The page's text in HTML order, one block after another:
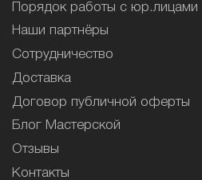
Порядок работы с юр.лицами
Наши партнёры
Сотрудничество
Доставка
Договор публичной оферты
Блог Мастерской
Отзывы
Контакты